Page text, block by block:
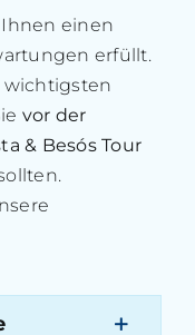
einen
erfüllt.
wichtigsten
vor der
& Besós Tour